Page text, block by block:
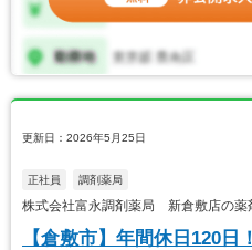
更新日：2026年5月25日
正社員 調剤薬局
株式会社富永調剤薬局 新倉敷店の薬
【倉敷市】年間休日120